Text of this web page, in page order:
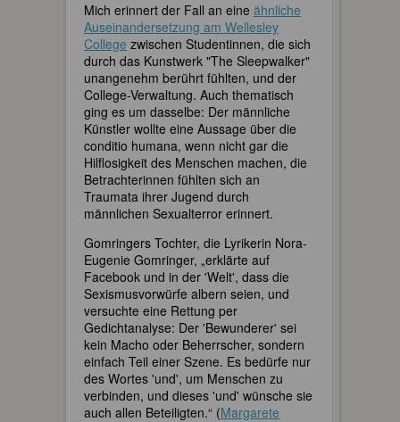
Mich erinnert der Fall an eine ähnliche
Auseinandersetzung am Wellesley
College zwischen Studentinnen, die sich
durch das Kunstwerk "The Sleepwalker"
unangenehm berührt fühlten, und der
College-Verwaltung. Auch thematisch
ging es um dasselbe: Der männliche
Künstler wollte eine Aussage über die
conditio humana, wenn nicht gar die
Hilflosigkeit des Menschen machen, die
Betrachterinnen fühlten sich an
Traumata ihrer Jugend durch
männlichen Sexualterror erinnert.
Gomringers Tochter, die Lyrikerin Nora-
Eugenie Gomringer, „erklärte auf
Facebook und in der 'Welt', dass die
Sexismusvorwürfe albern seien, und
versuchte eine Rettung per
Gedichtanalyse: Der 'Bewunderer' sei
kein Macho oder Beherrscher, sondern
einfach Teil einer Szene. Es bedürfe nur
des Wortes 'und', um Menschen zu
verbinden, und dieses 'und' wünsche sie
auch allen Beteiligten.“ (Margarete